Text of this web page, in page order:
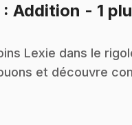
: Addition - 1
Lexie dans le
et découvre